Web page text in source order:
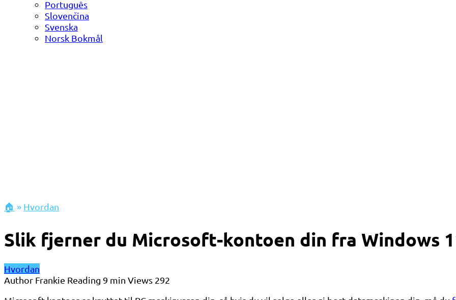
Português
Slovenčina
Svenska
Norsk Bokmål
🏠 » Hvordan
Slik fjerner du Microsoft-kontoen din fra Windows
Hvordan
Author Frankie Reading 9 min Views 292